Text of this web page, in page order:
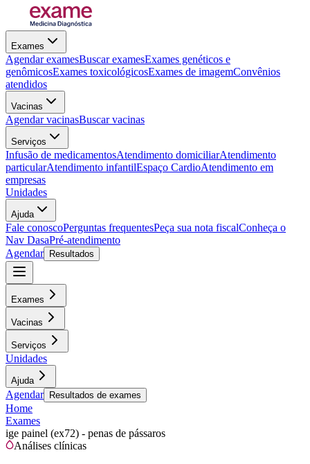
Exames
Agendar examesBuscar examesExames genéticos e
genômicosExames toxicológicosExames de imagemConvênios
atendidos
Vacinas
Agendar vacinasBuscar vacinas
Serviços
Infusão de medicamentosAtendimento domiciliarAtendimento
particularAtendimento infantilEspaço CardioAtendimento em
empresas
Unidades
Ajuda
Fale conoscoPerguntas frequentesPeça sua nota fiscalConheça o
Nav DasaPré-atendimento
Agendar
Resultados
Exames
Vacinas
Serviços
Unidades
Ajuda
Agendar Resultados de exames
Home
Exames
ige painel (ex72) - penas de pássaros
Análises clínicas